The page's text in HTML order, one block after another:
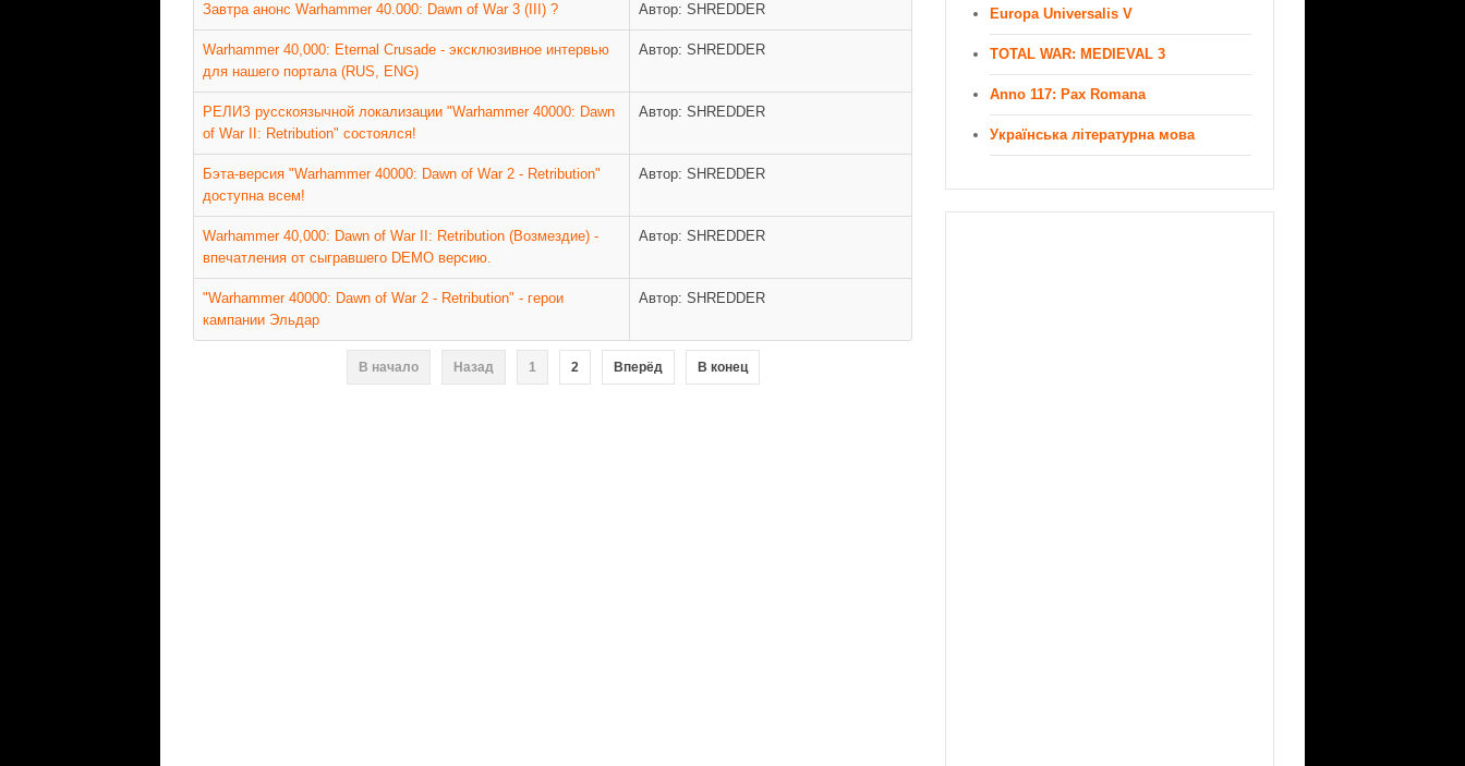
Завтра анонс Warhammer 40.000: Dawn of War 3 (III) ? Автор: SHREDDER
Warhammer 40,000: Eternal Crusade - эксклюзивное интервью
для нашего портала (RUS, ENG)
Автор: SHREDDER
РЕЛИЗ русскоязычной локализации "Warhammer 40000: Dawn
of War II: Retribution" состоялся!
Автор: SHREDDER
Бэта-версия "Warhammer 40000: Dawn of War 2 - Retribution"
доступна всем!
Автор: SHREDDER
Warhammer 40,000: Dawn of War II: Retribution (Возмездие) -
впечатления от сыгравшего DEMO версию.
Автор: SHREDDER
"Warhammer 40000: Dawn of War 2 - Retribution" - герои
кампании Эльдар
Автор: SHREDDER
В начало Назад 1 2 Вперёд В конец
Europa Universalis V
TOTAL WAR: MEDIEVAL 3
Anno 117: Pax Romana
Українська літературна мова